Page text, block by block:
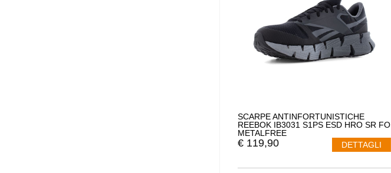
SCARPE ANTINFORTUNISTICHE
REEBOK IB3031 S1PS ESD HRO SR FO
METALFREE
€ 119,90 DETTAGLI